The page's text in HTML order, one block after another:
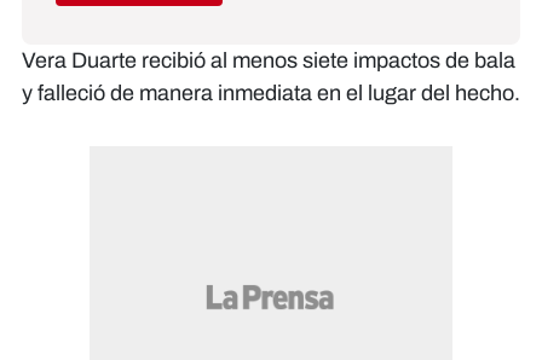
Vera Duarte recibió al menos siete impactos de bala
y falleció de manera inmediata en el lugar del hecho.